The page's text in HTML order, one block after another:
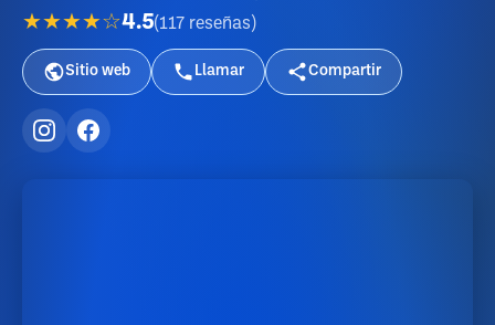
★★★★☆4.5(117 reseñas )
Sitio web Llamar Compartir